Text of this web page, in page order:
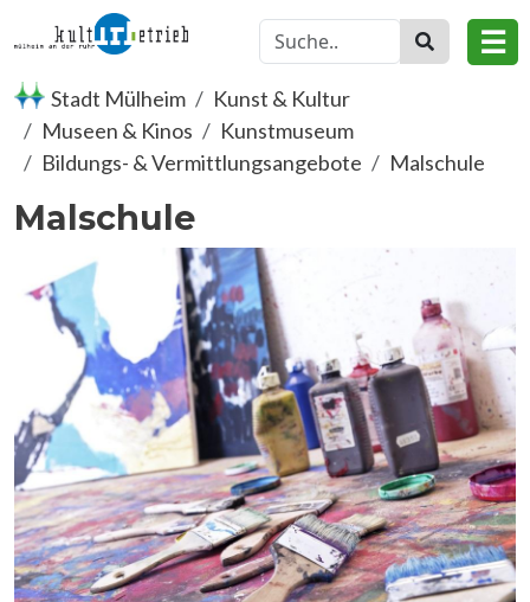
Direkt zum Inhalt
☰
Stadt Mülheim
Kunst & Kultur
Museen & Kinos
Kunstmuseum
Bildungs- & Vermittlungsangebote
Malschule
Malschule